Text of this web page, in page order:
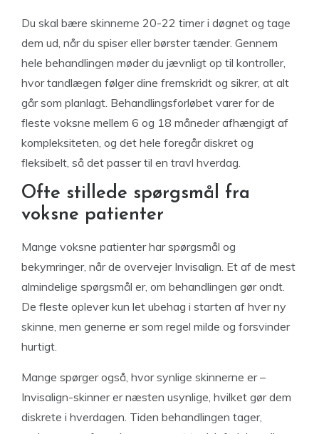
Du skal bære skinnerne 20-22 timer i døgnet og tage
dem ud, når du spiser eller børster tænder. Gennem
hele behandlingen møder du jævnligt op til kontroller,
hvor tandlægen følger dine fremskridt og sikrer, at alt
går som planlagt. Behandlingsforløbet varer for de
fleste voksne mellem 6 og 18 måneder afhængigt af
kompleksiteten, og det hele foregår diskret og
fleksibelt, så det passer til en travl hverdag.
Ofte stillede spørgsmål fra
voksne patienter
Mange voksne patienter har spørgsmål og
bekymringer, når de overvejer Invisalign. Et af de mest
almindelige spørgsmål er, om behandlingen gør ondt.
De fleste oplever kun let ubehag i starten af hver ny
skinne, men generne er som regel milde og forsvinder
hurtigt.
Mange spørger også, hvor synlige skinnerne er –
Invisalign-skinner er næsten usynlige, hvilket gør dem
diskrete i hverdagen. Tiden behandlingen tager,